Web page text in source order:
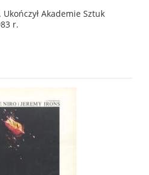
Ukończył Akademie Sztuk
r.